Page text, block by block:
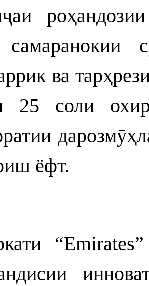
ва
25 соли
ёфт.